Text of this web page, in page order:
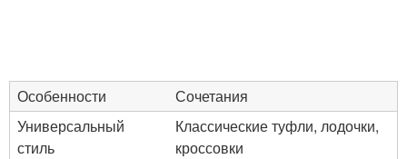
Особенности
Сочетания
Универсальный
стиль
Классические туфли, лодочки,
кроссовки